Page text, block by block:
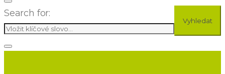
Search for:
Vyhledat